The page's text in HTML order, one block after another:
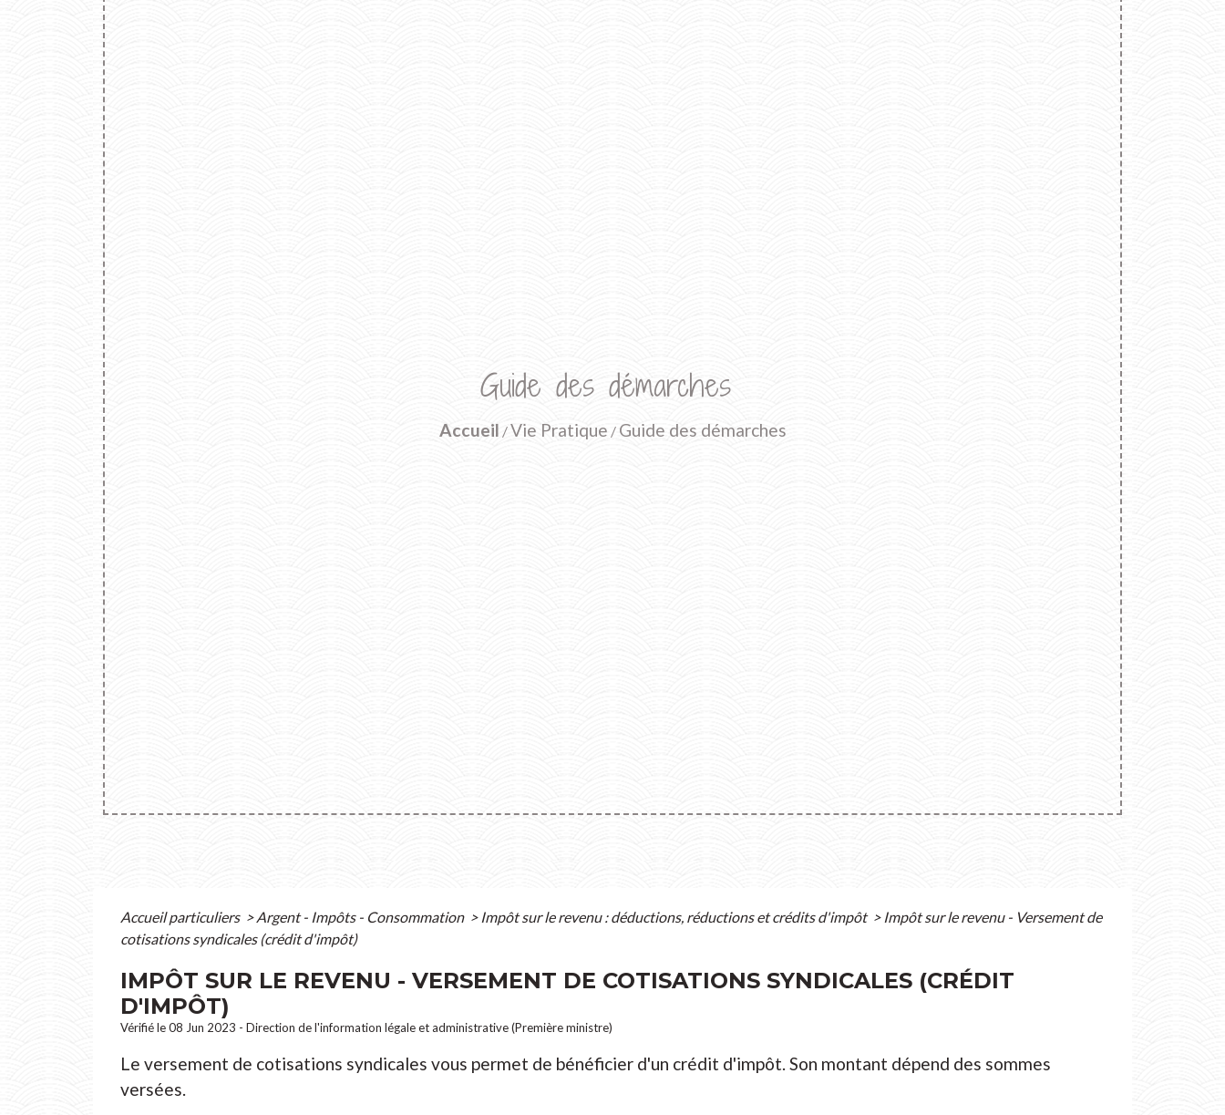
Guide des démarches
Accueil /Vie Pratique / Guide des démarches
Accueil particuliers > Argent - Impôts - Consommation > Impôt sur le revenu : déductions, réductions et crédits d'impôt > Impôt sur le revenu - Versement de
cotisations syndicales (crédit d'impôt)
IMPÔT SUR LE REVENU - VERSEMENT DE COTISATIONS SYNDICALES (CRÉDIT
D'IMPÔT)
Vérifié le 08 Jun 2023 - Direction de l'information légale et administrative (Première ministre)
Le versement de cotisations syndicales vous permet de bénéficier d'un crédit d'impôt. Son montant dépend des sommes
versées.